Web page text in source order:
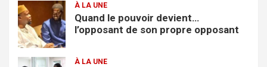
À LA UNE
Quand le pouvoir devient…
l’opposant de son propre opposant
À LA UNE